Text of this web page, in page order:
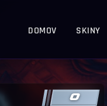
DOMOV SKINY
0